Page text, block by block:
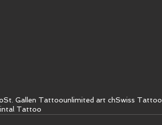
St. Gallen Tattoounlimited art chSwiss Tattoo
Tattoo